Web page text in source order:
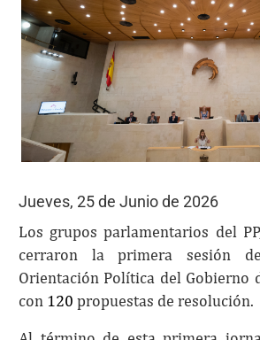
Jueves, 25 de Junio de 2026
Los grupos parlamentarios del
cerraron la primera sesión
Orientación Política del Gobierno
con 120 propuestas de resolución.